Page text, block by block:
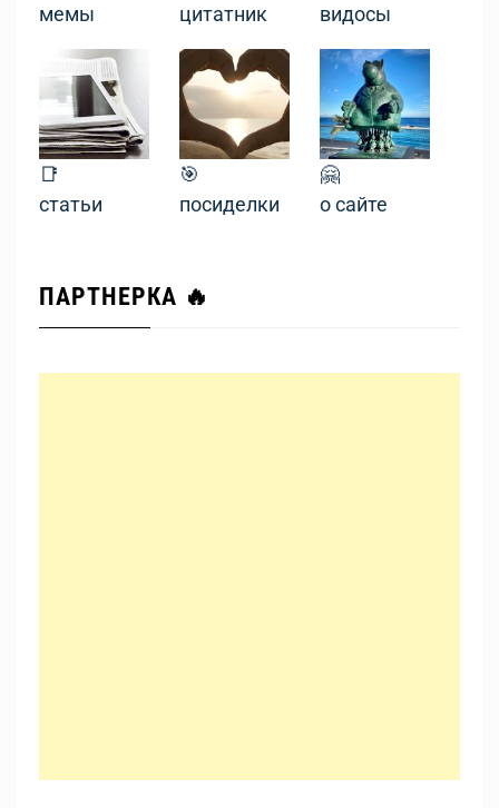
мемы
цитатник
видосы
📑
статьи
🎯
посиделки
🤗
о сайте
ПАРТНЕРКА 🔥